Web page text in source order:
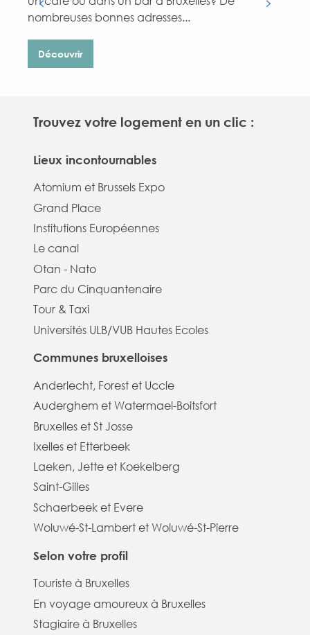
nombreuses bonnes adresses...
Découvrir
Trouvez votre logement en un clic :
Lieux incontournables
Atomium et Brussels Expo
Grand Place
Institutions Européennes
Le canal
Otan - Nato
Parc du Cinquantenaire
Tour & Taxi
Universités ULB/VUB Hautes Ecoles
Communes bruxelloises
Anderlecht, Forest et Uccle
Auderghem et Watermael-Boitsfort
Bruxelles et St Josse
Ixelles et Etterbeek
Laeken, Jette et Koekelberg
Saint-Gilles
Schaerbeek et Evere
Woluwé-St-Lambert et Woluwé-St-Pierre
Selon votre profil
Touriste à Bruxelles
En voyage amoureux à Bruxelles
Stagiaire à Bruxelles